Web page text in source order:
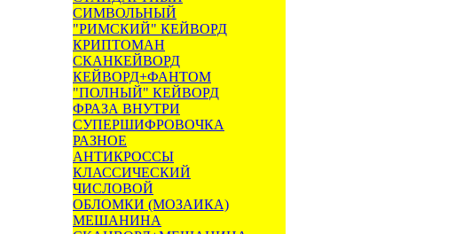
СИМВОЛЬНЫЙ
"РИМСКИЙ" КЕЙВОРД
КРИПТОМАН
СКАНКЕЙВОРД
КЕЙВОРД+ФАНТОМ
"ПОЛНЫЙ" КЕЙВОРД
ФРАЗА ВНУТРИ
СУПЕРШИФРОВОЧКА
РАЗНОЕ
АНТИКРОССЫ
КЛАССИЧЕСКИЙ
ЧИСЛОВОЙ
ОБЛОМКИ (МОЗАИКА)
МЕШАНИНА